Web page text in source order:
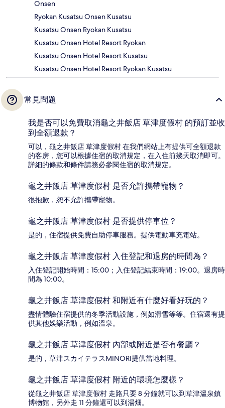
Onsen
Ryokan Kusatsu Onsen Kusatsu
Kusatsu Onsen Ryokan Kusatsu
Kusatsu Onsen Hotel Resort Ryokan
Kusatsu Onsen Hotel Resort Kusatsu
Kusatsu Onsen Hotel Resort Ryokan Kusatsu
常見問題
我是否可以免費取消龜之井飯店 草津度假村 的預訂並收
到全額退款？
可以，龜之井飯店 草津度假村 在我們網站上有提供可全額退款
的客房，您可以根據住宿的取消規定，在入住前幾天取消即可。
詳細的條款和條件請務必參閱住宿的取消規定。
龜之井飯店 草津度假村 是否允許攜帶寵物？
很抱歉，恕不允許攜帶寵物。
龜之井飯店 草津度假村 是否提供停車位？
是的，住宿提供免費自助停車服務。提供電動車充電站。
龜之井飯店 草津度假村 入住登記和退房的時間為？
入住登記開始時間：15:00；入住登記結束時間：19:00。退房時
間為 10:00。
龜之井飯店 草津度假村 和附近有什麼好看好玩的？
盡情體驗住宿提供的冬季活動設施，例如滑雪等等。住宿還有提
供其他娛樂活動，例如溫泉。
龜之井飯店 草津度假村 內部或附近是否有餐廳？
是的，草津スカイテラスMINORI提供當地料理。
龜之井飯店 草津度假村 附近的環境怎麼樣？
從龜之井飯店 草津度假村 走路只要 8 分鐘就可以到草津溫泉鎮
博物館，另外走 11 分鐘還可以到湯畑。